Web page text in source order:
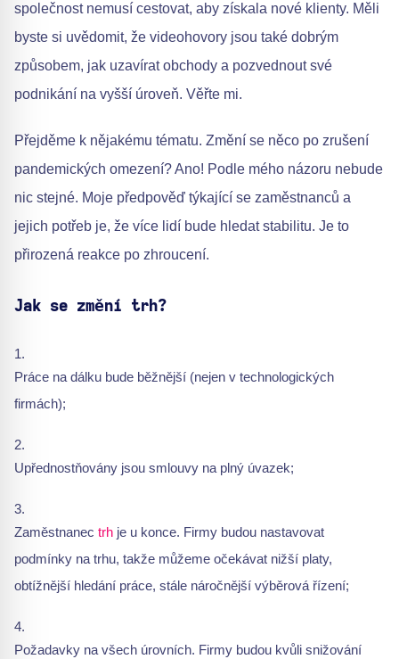
společnost nemusí cestovat, aby získala nové klienty. Měli
byste si uvědomit, že videohovory jsou také dobrým
způsobem, jak uzavírat obchody a pozvednout své
podnikání na vyšší úroveň. Věřte mi.
Přejděme k nějakému tématu. Změní se něco po zrušení
pandemických omezení? Ano! Podle mého názoru nebude
nic stejné. Moje předpověď týkající se zaměstnanců a
jejich potřeb je, že více lidí bude hledat stabilitu. Je to
přirozená reakce po zhroucení.
Jak se změní trh?
Práce na dálku bude běžnější (nejen v technologických
firmách);
Upřednostňovány jsou smlouvy na plný úvazek;
Zaměstnanec trh je u konce. Firmy budou nastavovat
podmínky na trhu, takže můžeme očekávat nižší platy,
obtížnější hledání práce, stále náročnější výběrová řízení;
Požadavky na všech úrovních. Firmy budou kvůli snižování